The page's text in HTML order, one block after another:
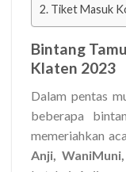
Tiket Masuk
Bintang
Klaten 2023
Dalam pentas
beberapa
memeriahkan
Anji,